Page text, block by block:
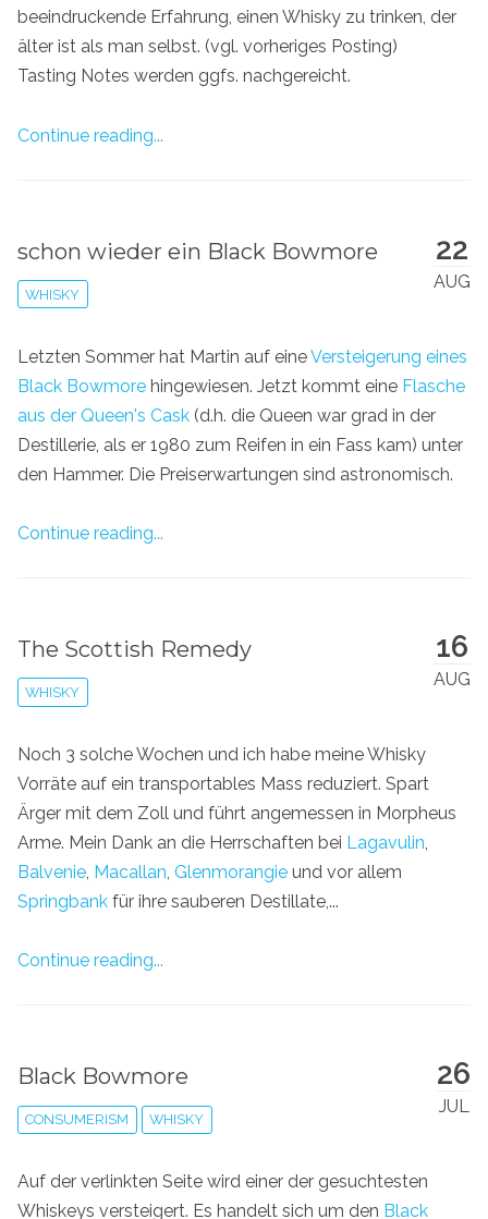
beeindruckende Erfahrung, einen Whisky zu trinken, der
älter ist als man selbst. (vgl. vorheriges Posting)
Tasting Notes werden ggfs. nachgereicht.
Continue reading...
22
AUG
schon wieder ein Black Bowmore
WHISKY
Letzten Sommer hat Martin auf eineVersteigerung eines
Black Bowmore hingewiesen. Jetzt kommt eine Flasche
aus der Queen's Cask (d.h. die Queen war grad in der
Destillerie, als er 1980 zum Reifen in ein Fass kam) unter
den Hammer. Die Preiserwartungen sind astronomisch.
Continue reading...
16
AUG
The Scottish Remedy
WHISKY
Noch 3 solche Wochen und ich habe meine Whisky
Vorräte auf ein transportables Mass reduziert. Spart
Ärger mit dem Zoll und führt angemessen in Morpheus
Arme. Mein Dank an die Herrschaften bei Lagavulin,
Balvenie, Macallan, Glenmorangie und vor allem
Springbank für ihre sauberen Destillate,...
Continue reading...
26
JUL
Black Bowmore
CONSUMERISM WHISKY
Auf der verlinkten Seite wird einer der gesuchtesten
Whiskeys versteigert. Es handelt sich um den Black